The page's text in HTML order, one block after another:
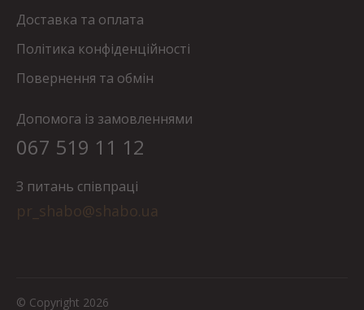
Доставка та оплата
Політика конфіденційності
Повернення та обмін
Допомога із замовленнями
067 519 11 12
З питань співпраці
pr_shabo@shabo.ua
© Copyright 2026